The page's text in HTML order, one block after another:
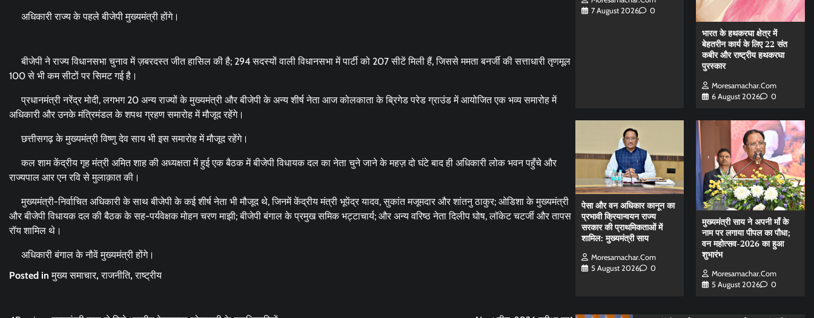
अधिकारी राज्य के पहले बीजेपी मुख्यमंत्री होंगे।
बीजेपी ने राज्य विधानसभा चुनाव में ज़बरदस्त जीत हासिल की है; 294 सदस्यों वाली विधानसभा में पार्टी को 207 सीटें मिली हैं, जिससे ममता बनर्जी की सत्ताधारी तृणमूल
100 से भी कम सीटों पर सिमट गई है।
प्रधानमंत्री नरेंद्र मोदी, लगभग 20 अन्य राज्यों के मुख्यमंत्री और बीजेपी के अन्य शीर्ष नेता आज कोलकाता के ब्रिगेड परेड ग्राउंड में आयोजित एक भव्य समारोह में
अधिकारी और उनके मंत्रिमंडल के शपथ ग्रहण समारोह में मौजूद रहेंगे।
छत्तीसगढ़ के मुख्यमंत्री विष्णु देव साय भी इस समारोह में मौजूद रहेंगे।
कल शाम केंद्रीय गृह मंत्री अमित शाह की अध्यक्षता में हुई एक बैठक में बीजेपी विधायक दल का नेता चुने जाने के महज़ दो घंटे बाद ही अधिकारी लोक भवन पहुँचे और
राज्यपाल आर एन रवि से मुलाक़ात की।
मुख्यमंत्री-निर्वाचित अधिकारी के साथ बीजेपी के कई शीर्ष नेता भी मौजूद थे, जिनमें केंद्रीय मंत्री भूपेंद्र यादव, सुकांत मजूमदार और शांतनु ठाकुर; ओडिशा के मुख्यमंत्री
और बीजेपी विधायक दल की बैठक के सह-पर्यवेक्षक मोहन चरण माझी; बीजेपी बंगाल के प्रमुख समिक भट्टाचार्य; और अन्य वरिष्ठ नेता दिलीप घोष, लॉकेट चटर्जी और तापस
रॉय शामिल थे।
अधिकारी बंगाल के नौवें मुख्यमंत्री होंगे।
Posted inमुख्य समाचार,राजनीति,राष्ट्रीय
7 August 2026
0
भारत के हथकरघा क्षेत्र में
बेहतरीन कार्य के लिए 22 संत
कबीर और राष्ट्रीय हथकरघा
पुरस्कार
Moresamachar.com
6 August 2026
0
पेसा और वन अधिकार कानून का
प्रभावी क्रियान्वयन राज्य
सरकार की प्राथमिकताओं में
शामिल: मुख्यमंत्री साय
Moresamachar.com
5 August 2026
0
मुख्यमंत्री साय ने अपनी माँ के
नाम पर लगाया पीपल का पौधा;
वन महोत्सव-2026 का हुआ
शुभारंभ
Moresamachar.com
5 August 2026
0